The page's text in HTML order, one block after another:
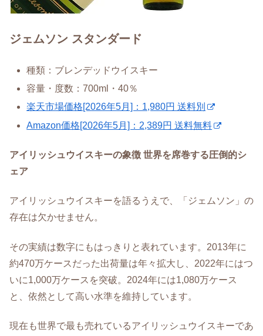
ジェムソン スタンダード
種類：ブレンデッドウイスキー
容量・度数：700ml・40％
楽天市場価格[2026年5月]：1,980円 送料別
Amazon価格[2026年5月]：2,389円 送料無料
アイリッシュウイスキーの象徴 世界を席巻する圧倒的シ
ェア
アイリッシュウイスキーを語るうえで、「ジェムソン」の
存在は欠かせません。
その実績は数字にもはっきりと表れています。2013年に
約470万ケースだった出荷量は年々拡大し、2022年にはつ
いに1,000万ケースを突破。2024年には1,080万ケース
と、依然として高い水準を維持しています。
現在も世界で最も売れているアイリッシュウイスキーであ